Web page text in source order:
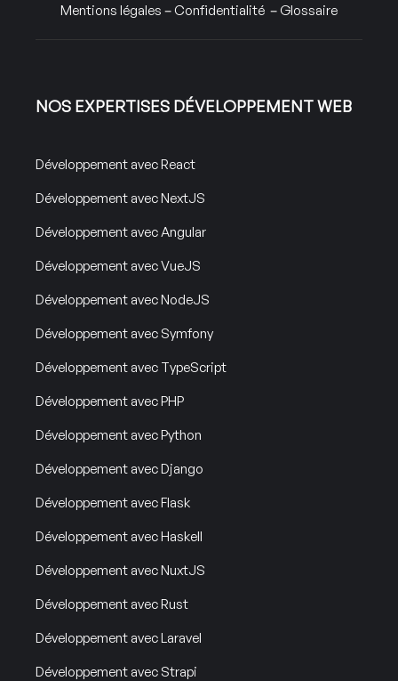
Mentions légales –Confidentialité – Glossaire
NOS EXPERTISES DÉVELOPPEMENT WEB
Développement avec React
Développement avec NextJS
Développement avec Angular
Développement avec VueJS
Développement avec NodeJS
Développement avec Symfony
Développement avec TypeScript
Développement avec PHP
Développement avec Python
Développement avec Django
Développement avec Flask
Développement avec Haskell
Développement avec NuxtJS
Développement avec Rust
Développement avec Laravel
Développement avec Strapi